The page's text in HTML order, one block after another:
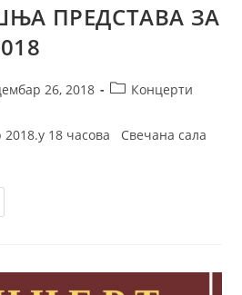
ПРЕДСТАВА ЗА
26, 2018 Концерти
18 часова Свечана сала